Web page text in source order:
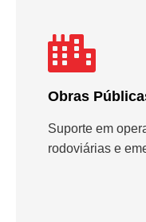
Obras
Suporte em
rodoviárias e